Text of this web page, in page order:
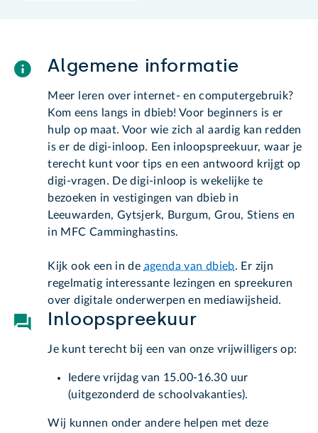
Algemene informatie
Meer leren over internet- en computergebruik?
Kom eens langs in dbieb! Voor beginners is er
hulp op maat. Voor wie zich al aardig kan redden
is er de digi-inloop. Een inloopspreekuur, waar je
terecht kunt voor tips en een antwoord krijgt op
digi-vragen. De digi-inloop is wekelijke te
bezoeken in vestigingen van dbieb in
Leeuwarden, Gytsjerk, Burgum, Grou, Stiens en
in MFC Camminghastins.
Kijk ook een in de agenda van dbieb. Er zijn
regelmatig interessante lezingen en spreekuren
over digitale onderwerpen en mediawijsheid.
Inloopspreekuur
Je kunt terecht bij een van onze vrijwilligers op:
Iedere vrijdag van 15.00-16.30 uur
(uitgezonderd de schoolvakanties).
Wij kunnen onder andere helpen met deze